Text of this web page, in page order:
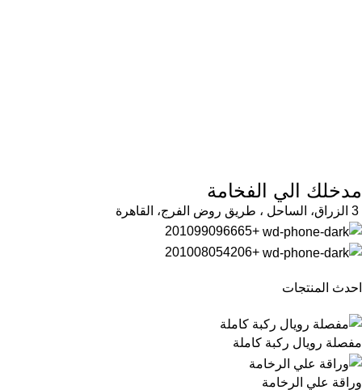
مدخلك الي الفخامة
3 الزراق، الساحل ، طريق روض الفرج، القاهرة
+201099096665
+201008054206
احدث المنتجات
مفصلة رويال ركبة كاملة
وراقة علي الرخامة